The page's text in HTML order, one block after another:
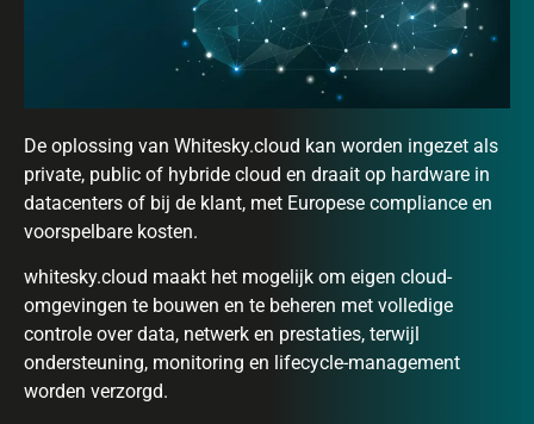
De oplossing van Whitesky.cloud kan worden ingezet als
private, public of hybride cloud en draait op hardware in
datacenters of bij de klant, met Europese compliance en
voorspelbare kosten.
whitesky.cloud maakt het mogelijk om eigen cloud-
omgevingen te bouwen en te beheren met volledige
controle over data, netwerk en prestaties, terwijl
ondersteuning, monitoring en lifecycle-management
worden verzorgd.